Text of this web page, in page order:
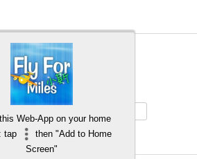
Back to top
Web-App on your home
tap
then "Add to Home
Screen"